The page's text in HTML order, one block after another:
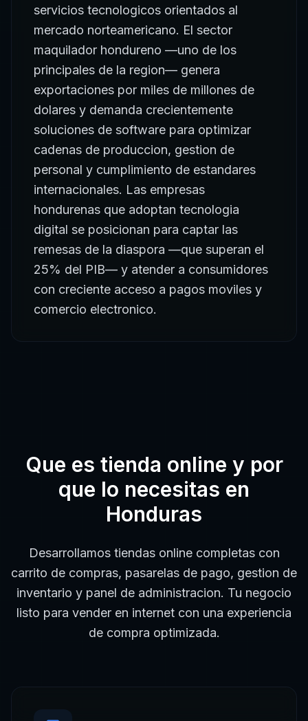
servicios tecnologicos orientados al
mercado norteamericano. El sector
maquilador hondureno —uno de los
principales de la region— genera
exportaciones por miles de millones de
dolares y demanda crecientemente
soluciones de software para optimizar
cadenas de produccion, gestion de
personal y cumplimiento de estandares
internacionales. Las empresas
hondurenas que adoptan tecnologia
digital se posicionan para captar las
remesas de la diaspora —que superan el
25% del PIB— y atender a consumidores
con creciente acceso a pagos moviles y
comercio electronico.
Que es tienda online y por
que lo necesitas en
Honduras
Desarrollamos tiendas online completas con
carrito de compras, pasarelas de pago, gestion de
inventario y panel de administracion. Tu negocio
listo para vender en internet con una experiencia
de compra optimizada.